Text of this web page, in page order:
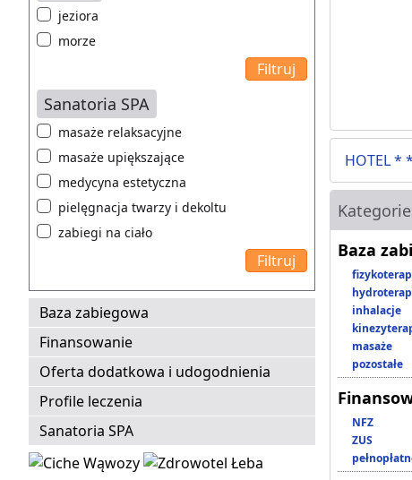
jeziora
morze
Sanatoria SPA
masaże relaksacyjne
masaże upiększające
medycyna estetyczna
pielęgnacja twarzy i dekoltu
zabiegi na ciało
Baza zabiegowa
Finansowanie
Oferta dodatkowa i udogodnienia
Profile leczenia
Sanatoria SPA
HOTEL *
Kategorie
Baza
inhalacje
masaże
pozostałe
NFZ
ZUS